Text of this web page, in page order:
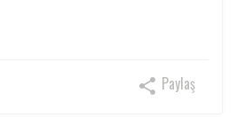
Paylaş